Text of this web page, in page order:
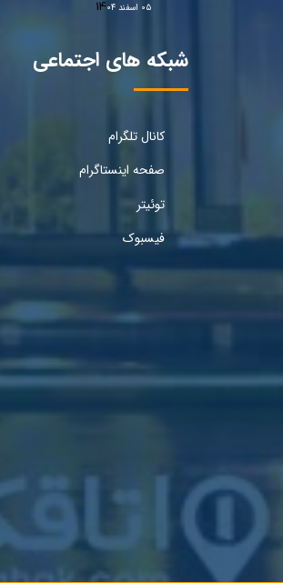
۰۵ اسفند ۰۴
شبکه های اجتماعی
کانال تلگرام
صفحه اینستاگرام
توئیتر
فیسبوک